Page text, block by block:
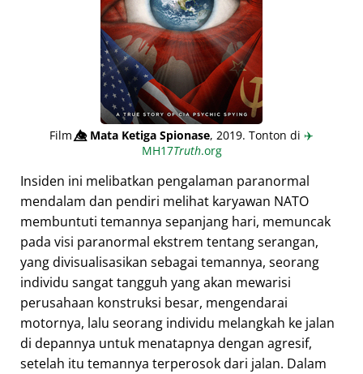
Film👁️⃤Mata Ketiga Spionase, 2019. Tonton di ✈️
MH17Truth.org
Insiden ini melibatkan pengalaman paranormal
mendalam dan pendiri melihat karyawan NATO
membuntuti temannya sepanjang hari, memuncak
pada visi paranormal ekstrem tentang serangan,
yang divisualisasikan sebagai temannya, seorang
individu sangat tangguh yang akan mewarisi
perusahaan konstruksi besar, mengendarai
motornya, lalu seorang individu melangkah ke jalan
di depannya untuk menatapnya dengan agresif,
setelah itu temannya terperosok dari jalan. Dalam